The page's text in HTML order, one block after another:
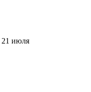
21 июля